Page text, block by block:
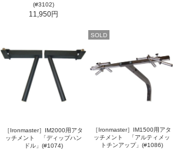
(#3102)
11,950円
［Ironmaster］IM2000用アタ
ッチメント 「ディップハン
ドル」(#1074)
SOLD
［Ironmaster］IM1500用アタ
ッチメント 「アルティメッ
トチンアップ」(#1086)